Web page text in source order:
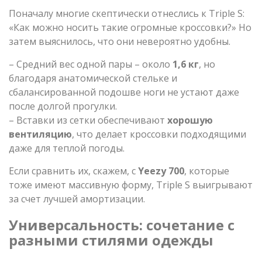
Поначалу многие скептически отнеслись к Triple S:
«Как можно носить такие огромные кроссовки?» Но
затем выяснилось, что они невероятно удобны.
– Средний вес одной пары – около 1,6 кг, но
благодаря анатомической стельке и
сбалансированной подошве ноги не устают даже
после долгой прогулки.
– Вставки из сетки обеспечивают хорошую
вентиляцию, что делает кроссовки подходящими
даже для теплой погоды.
Если сравнить их, скажем, сYeezy 700, которые
тоже имеют массивную форму, Triple S выигрывают
за счет лучшей амортизации.
Универсальность: сочетание с
разными стилями одежды